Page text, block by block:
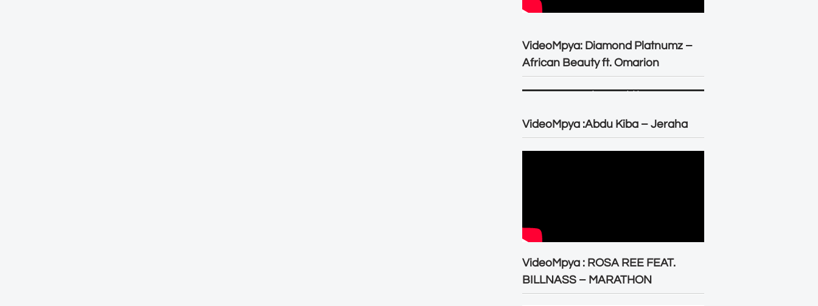
VideoMpya: Diamond Platnumz –
African Beauty ft. Omarion
VideoMpya :Abdu Kiba – Jeraha
VideoMpya : ROSA REE FEAT.
BILLNASS – MARATHON